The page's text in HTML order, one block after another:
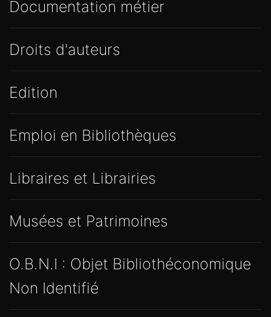
Documentation métier
Droits d'auteurs
Edition
Emploi en Bibliothèques
Libraires et Librairies
Musées et Patrimoines
O.B.N.I : Objet Bibliothéconomique
Non Identifié